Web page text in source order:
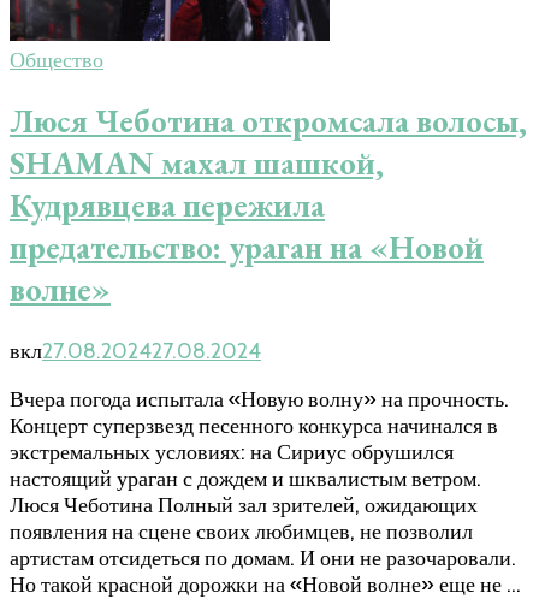
Общество
Люся Чеботина откромсала волосы,
SHAMAN махал шашкой,
Кудрявцева пережила
предательство: ураган на «Новой
волне»
вкл27.08.202427.08.2024
Вчера погода испытала «Новую волну» на прочность.
Концерт суперзвезд песенного конкурса начинался в
экстремальных условиях: на Сириус обрушился
настоящий ураган с дождем и шквалистым ветром.
Люся Чеботина Полный зал зрителей, ожидающих
появления на сцене своих любимцев, не позволил
артистам отсидеться по домам. И они не разочаровали.
Но такой красной дорожки на «Новой волне» еще не …